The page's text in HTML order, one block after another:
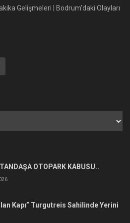
Gelişmeleri | Bodrum’daki Olayları
OTOPARK KABUSU..
Kapı” Turgutreis Sahilinde Yerini